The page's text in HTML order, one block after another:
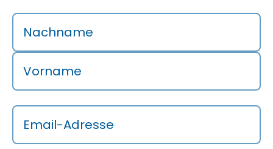
Nachname
Vorname
Email-Adresse